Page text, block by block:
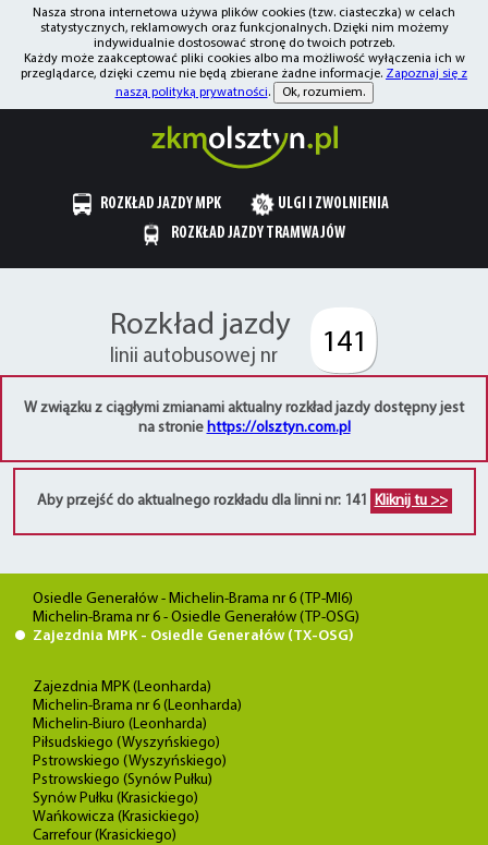
Nasza strona internetowa używa plików cookies (tzw. ciasteczka) w celach
statystycznych, reklamowych oraz funkcjonalnych. Dzięki nim możemy
indywidualnie dostosować stronę do twoich potrzeb.
Każdy może zaakceptować pliki cookies albo ma możliwość wyłączenia ich w
przeglądarce, dzięki czemu nie będą zbierane żadne informacje. Zapoznaj się z
naszą polityką prywatności. Ok, rozumiem.
ROZKŁAD JAZDY MPK
ULGI I ZWOLNIENIA
ROZKŁAD JAZDY TRAMWAJÓW
Rozkład jazdy
linii autobusowej nr 141
W związku z ciągłymi zmianami aktualny rozkład jazdy dostępny jest
na stronie https://olsztyn.com.pl
Aby przejść do aktualnego rozkładu dla linni nr: 141 Kliknij tu >>
Osiedle Generałów - Michelin-Brama nr 6 (TP-MI6)
Michelin-Brama nr 6 - Osiedle Generałów (TP-OSG)
Zajezdnia MPK - Osiedle Generałów (TX-OSG)
Zajezdnia MPK (Leonharda)
Michelin-Brama nr 6 (Leonharda)
Michelin-Biuro (Leonharda)
Piłsudskiego (Wyszyńskiego)
Pstrowskiego (Wyszyńskiego)
Pstrowskiego (Synów Pułku)
Synów Pułku (Krasickiego)
Wańkowicza (Krasickiego)
Carrefour (Krasickiego)